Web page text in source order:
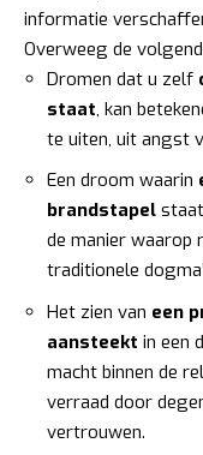
informatie
Overweeg de
Dromen dat u zelf
staat, kan
te uiten, uit angst
Een droom waarin
brandstapel
de manier waarop
traditionele
Het zien van een
aansteekt in een
macht binnen de
verraad door
vertrouwen.